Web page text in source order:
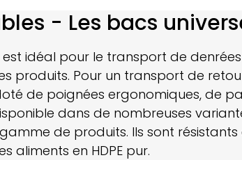
- Les bacs
est idéal pour le transport de
produits. Pour un transport de
de poignées ergonomiques, de
dans de nombreuses
de produits. Ils sont
aliments en HDPE pur.